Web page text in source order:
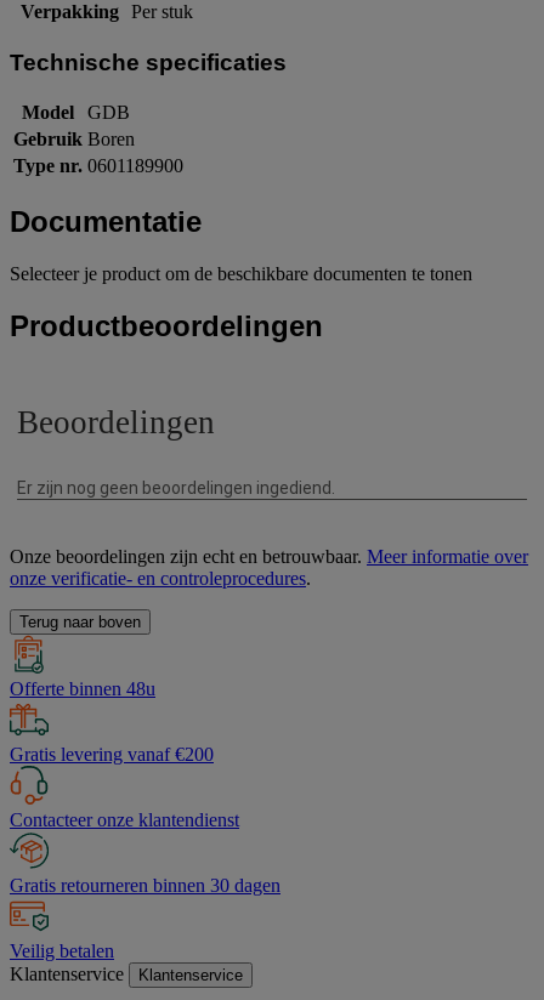
Verpakking Per stuk
Technische specificaties
Model
GDB
Gebruik Boren
Type nr. 0601189900
Documentatie
Selecteer je product om de beschikbare documenten te tonen
Productbeoordelingen
Onze beoordelingen zijn echt en betrouwbaar. Meer informatie over
onze verificatie- en controleprocedures.
Terug naar boven
Offerte binnen 48u
Gratis levering vanaf €200
Contacteer onze klantendienst
Gratis retourneren binnen 30 dagen
Veilig betalen
Klantenservice
Klantenservice